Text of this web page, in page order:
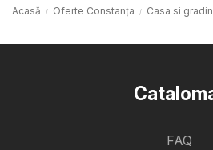
Acasă Oferte Constanța Casa si
FAQ